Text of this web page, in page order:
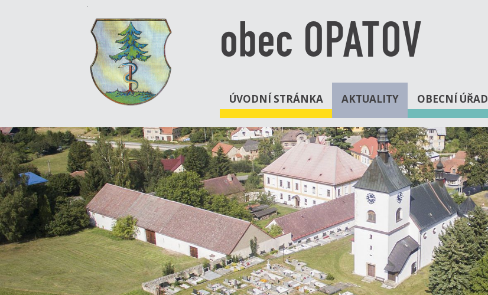
obec OPATOV
ÚVODNÍ STRÁNKA AKTUALITY OBECNÍ ÚŘAD